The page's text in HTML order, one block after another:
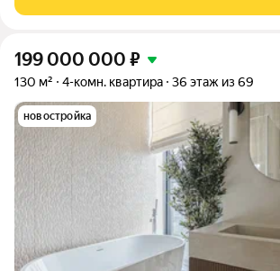
кварталом. Это ваша личная акция
199 000 000 ₽
130 м² 4-комн. квартира 36 этаж из 69
новостройка